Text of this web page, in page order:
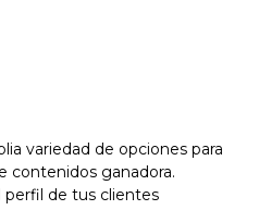
variedad de opciones para
contenidos ganadora.
perfil de tus clientes